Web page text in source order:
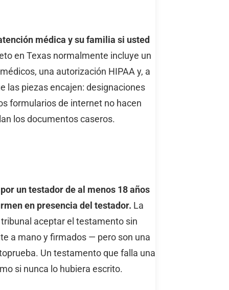
médica y su familia si usted
en Texas normalmente incluye un
una autorización HIPAA y, a
las piezas encajen: designaciones
formularios de internet no hacen
los documentos caseros.
un testador de al menos 18 años
en presencia del testador. La
aceptar el testamento sin
a mano y firmados — pero son una
Un testamento que falla una
si nunca lo hubiera escrito.